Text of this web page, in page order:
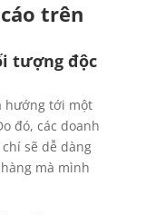
trên
tượng độc
hướng tới một
đó, các doanh
sẽ dễ dàng
mà mình